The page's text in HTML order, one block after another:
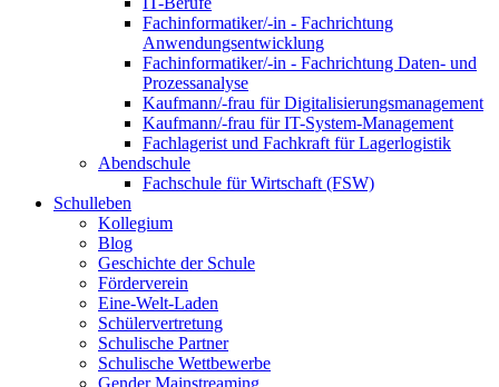
Fachinformatiker/-in - Fachrichtung
Anwendungsentwicklung
Fachinformatiker/-in - Fachrichtung Daten- und
Prozessanalyse
Kaufmann/-frau für Digitalisierungsmanagement
Kaufmann/-frau für IT-System-Management
Fachlagerist und Fachkraft für Lagerlogistik
Abendschule
Fachschule für Wirtschaft (FSW)
Schulleben
Kollegium
Blog
Geschichte der Schule
Förderverein
Eine-Welt-Laden
Schülervertretung
Schulische Partner
Schulische Wettbewerbe